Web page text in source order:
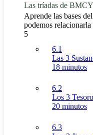
Las tríadas de BMCY
Aprende las bases
podemos relacionarla
5
6.1
Las 3
18 minutos
6.2
Los 3
20 minutos
6.3